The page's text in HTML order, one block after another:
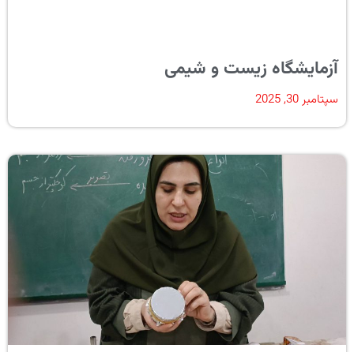
آزمایشگاه زیست و شیمی
سپتامبر 30, 2025